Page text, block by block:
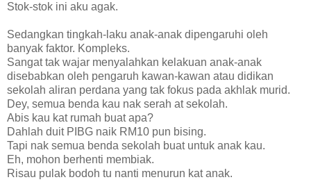
Stok-stok ini aku agak.
Sedangkan tingkah-laku anak-anak dipengaruhi oleh
banyak faktor. Kompleks.
Sangat tak wajar menyalahkan kelakuan anak-anak
disebabkan oleh pengaruh kawan-kawan atau didikan
sekolah aliran perdana yang tak fokus pada akhlak murid.
Dey, semua benda kau nak serah at sekolah.
Abis kau kat rumah buat apa?
Dahlah duit PIBG naik RM10 pun bising.
Tapi nak semua benda sekolah buat untuk anak kau.
Eh, mohon berhenti membiak.
Risau pulak bodoh tu nanti menurun kat anak.